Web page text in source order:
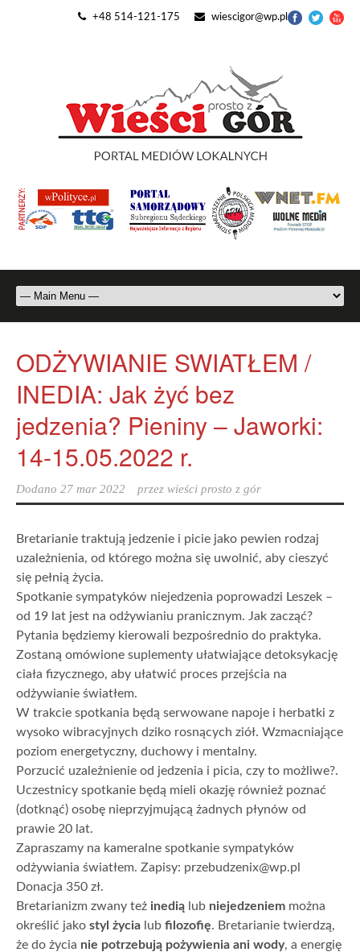
+48 514-121-175 wiescigor@wp.pl
ODŻYWIANIE SWIATŁEM /
INEDIA: Jak żyć bez
jedzenia? Pieniny – Jaworki:
14-15.05.2022 r.
Dodano 27 mar 2022 przez wieści prosto z gór
Bretarianie traktują jedzenie i picie jako pewien rodzaj
uzależnienia, od którego można się uwolnić, aby cieszyć
się pełnią życia.
Spotkanie sympatyków niejedzenia poprowadzi Leszek –
od 19 lat jest na odżywianiu pranicznym. Jak zacząć?
Pytania będziemy kierowali bezpośrednio do praktyka.
Zostaną omówione suplementy ułatwiające detoksykację
ciała fizycznego, aby ułatwić proces przejścia na
odżywianie światłem.
W trakcie spotkania będą serwowane napoje i herbatki z
wysoko wibracyjnych dziko rosnących ziół. Wzmacniające
poziom energetyczny, duchowy i mentalny.
Porzucić uzależnienie od jedzenia i picia, czy to możliwe?.
Uczestnicy spotkanie będą mieli okazję również poznać
(dotknąć) osobę nieprzyjmującą żadnych płynów od
prawie 20 lat.
Zapraszamy na kameralne spotkanie sympatyków
odżywiania światłem. Zapisy: przebudzenix@wp.pl
Donacja 350 zł.
Bretarianizm zwany też inedią lub niejedzeniem można
określić jako styl życia lub filozofię. Bretarianie twierdzą,
że do życia nie potrzebują pożywienia ani wody, a energię